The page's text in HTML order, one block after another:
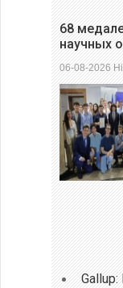
68
научных
06-08-2026